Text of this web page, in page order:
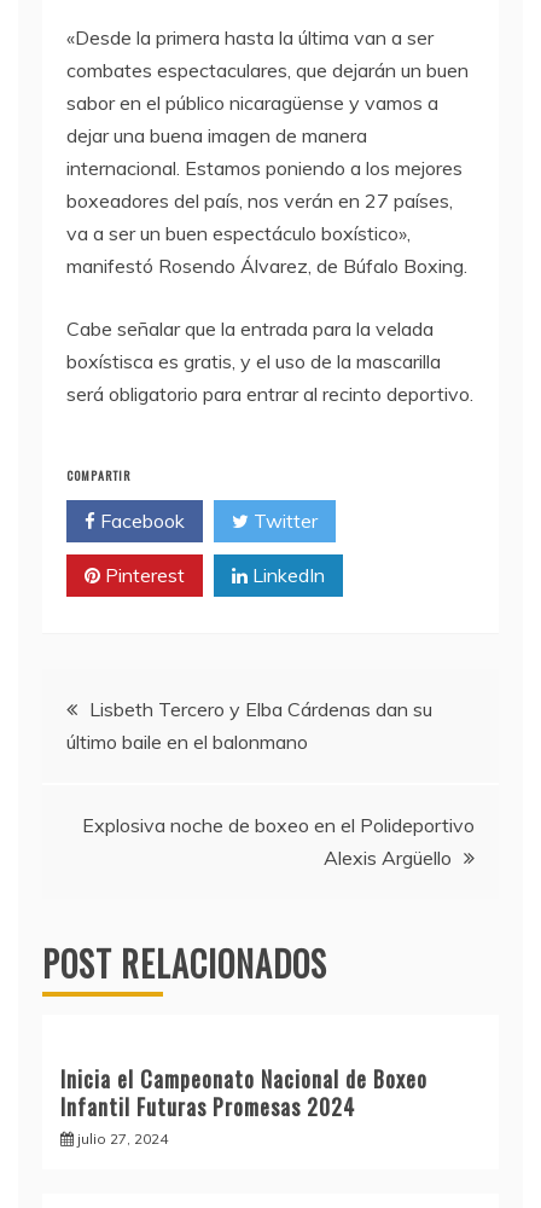
«Desde la primera hasta la última van a ser
combates espectaculares, que dejarán un buen
sabor en el público nicaragüense y vamos a
dejar una buena imagen de manera
internacional. Estamos poniendo a los mejores
boxeadores del país, nos verán en 27 países,
va a ser un buen espectáculo boxístico»,
manifestó Rosendo Álvarez, de Búfalo Boxing.
Cabe señalar que la entrada para la velada
boxístisca es gratis, y el uso de la mascarilla
será obligatorio para entrar al recinto deportivo.
COMPARTIR
Facebook Twitter
Pinterest LinkedIn
Navegación
de
entradas
Lisbeth Tercero y Elba Cárdenas dan su
último baile en el balonmano
Explosiva noche de boxeo en el Polideportivo
Alexis Argüello
POST RELACIONADOS
Inicia el Campeonato Nacional de Boxeo
Infantil Futuras Promesas 2024
julio 27, 2024